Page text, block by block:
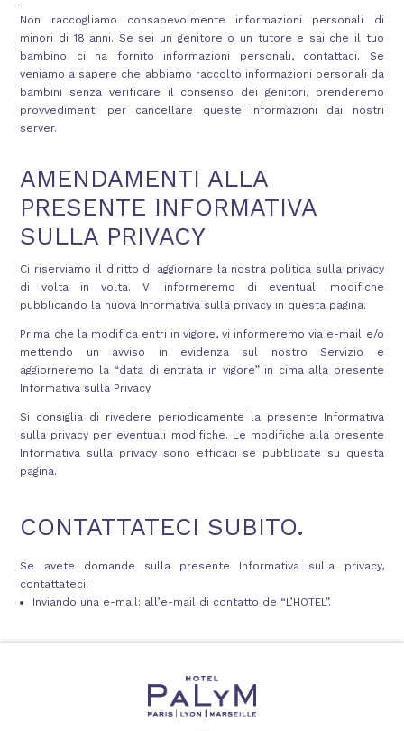
Non raccogliamo consapevolmente informazioni personali di
minori di 18 anni. Se sei un genitore o un tutore e sai che il tuo
bambino ci ha fornito informazioni personali, contattaci. Se
veniamo a sapere che abbiamo raccolto informazioni personali da
bambini senza verificare il consenso dei genitori, prenderemo
provvedimenti per cancellare queste informazioni dai nostri
server.
AMENDAMENTI ALLA
PRESENTE INFORMATIVA
SULLA PRIVACY
Ci riserviamo il diritto di aggiornare la nostra politica sulla privacy
di volta in volta. Vi informeremo di eventuali modifiche
pubblicando la nuova Informativa sulla privacy in questa pagina.
Prima che la modifica entri in vigore, vi informeremo via e-mail e/o
mettendo un avviso in evidenza sul nostro Servizio e
aggiorneremo la “data di entrata in vigore” in cima alla presente
Informativa sulla Privacy.
Si consiglia di rivedere periodicamente la presente Informativa
sulla privacy per eventuali modifiche. Le modifiche alla presente
Informativa sulla privacy sono efficaci se pubblicate su questa
pagina.
CONTATTATECI SUBITO.
Se avete domande sulla presente Informativa sulla privacy,
contattateci:
Inviando una e-mail: all’e-mail di contatto de “L’HOTEL”.